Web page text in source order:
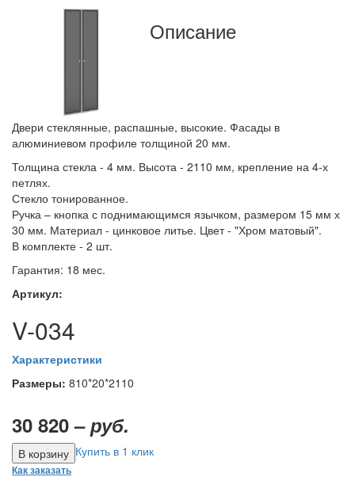
Описание
Двери стеклянные, распашные, высокие. Фасады в
алюминиевом профиле толщиной 20 мм.
Толщина стекла - 4 мм. Высота - 2110 мм, крепление на 4-х
петлях.
Стекло тонированное.
Ручка – кнопка с поднимающимся язычком, размером 15 мм х
30 мм. Материал - цинковое литье. Цвет - "Хром матовый".
В комплекте - 2 шт.
Гарантия: 18 мес.
Артикул:
V-034
Характеристики
Размеры: 810*20*2110
30 820 –руб.
Купить в 1 клик
Как заказать